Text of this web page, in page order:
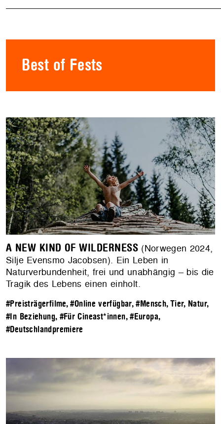
Best of Fests
A NEW KIND OF WILDERNESS (Norwegen 2024,
Silje Evensmo Jacobsen). Ein Leben in
Naturverbundenheit, frei und unabhängig – bis die
Tragik des Lebens einen einholt.
#Preisträgerfilme,#Online verfügbar,#Mensch, Tier, Natur,
#In Beziehung, #Für Cineast*innen,#Europa,
#Deutschlandpremiere